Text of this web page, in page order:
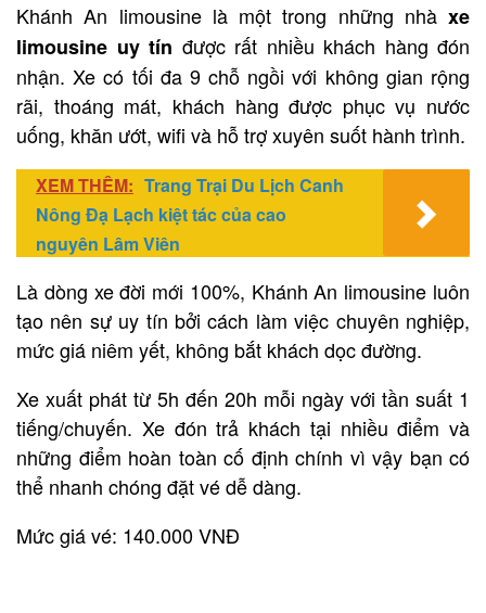
Khánh An limousine là một trong những nhà xe
limousine uy tín được rất nhiều khách hàng đón
nhận. Xe có tối đa 9 chỗ ngồi với không gian rộng
rãi, thoáng mát, khách hàng được phục vụ nước
uống, khăn ướt, wifi và hỗ trợ xuyên suốt hành trình.
XEM THÊM: Trang Trại Du Lịch Canh
Nông Đạ Lạch kiệt tác của cao
nguyên Lâm Viên
Là dòng xe đời mới 100%, Khánh An limousine luôn
tạo nên sự uy tín bởi cách làm việc chuyên nghiệp,
mức giá niêm yết, không bắt khách dọc đường.
Xe xuất phát từ 5h đến 20h mỗi ngày với tần suất 1
tiếng/chuyến. Xe đón trả khách tại nhiều điểm và
những điểm hoàn toàn cố định chính vì vậy bạn có
thể nhanh chóng đặt vé dễ dàng.
Mức giá vé: 140.000 VNĐ